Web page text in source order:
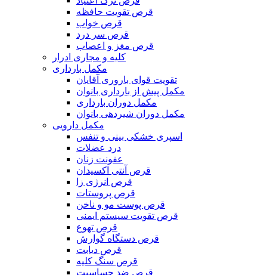
قرص تقویت حافظه
قرص خواب
قرص سر درد
قرص مغز و اعصاب
کلیه و مجاری ادرار
مکمل بارداری
تقویت قوای باروری آقایان
مکمل پیش از بارداری بانوان
مکمل دوران بارداری
مکمل دوران شیردهی بانوان
مکمل دارویی
اسپری خشکی بینی و تنفس
درد عضلات
عفونت زنان
قرص آنتی اکسیدان
قرص انرژی زا
قرص پروستات
قرص پوست مو و ناخن
قرص تقویت سیستم ایمنی
قرص تهوع
قرص دستگاه گوارش
قرص دیابت
قرص سنگ کلیه
قرص ضد حساسیت